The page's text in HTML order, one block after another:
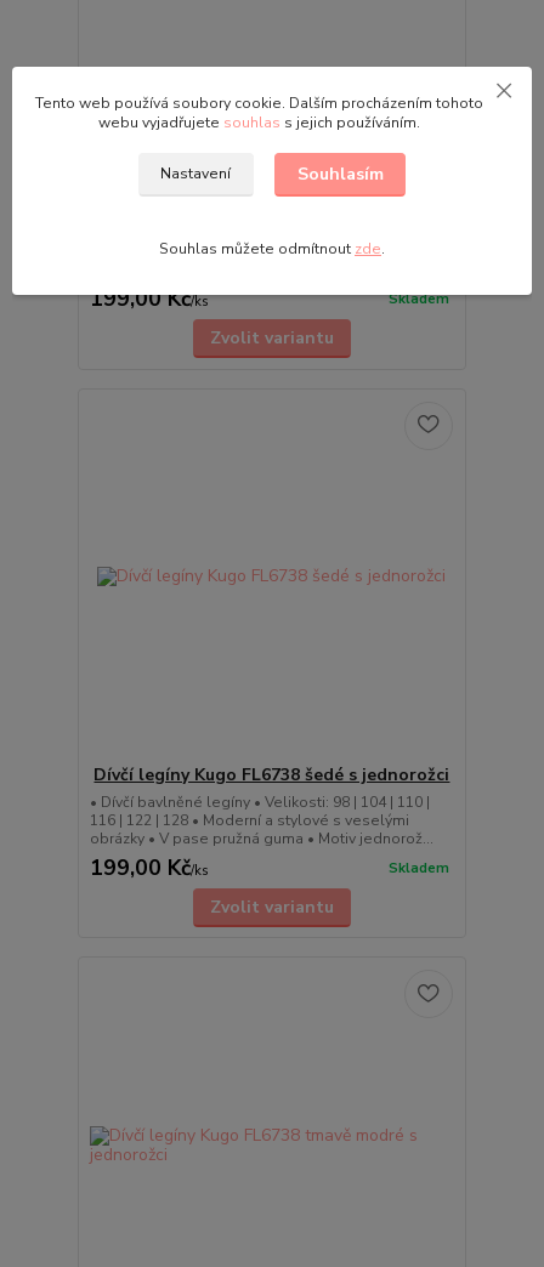
Dívčí legíny Kugo FL6738 růžové s
116 | 122 | 128 • Moderní a stylové s veselými
199,00 Kč/ks Skladem
Zvolit variantu
Dívčí legíny Kugo FL6738 šedé s jednorožci
• Dívčí bavlněné legíny • Velikosti: 98 | 104 | 110 |
116 | 122 | 128 • Moderní a stylové s veselými
obrázky • V pase pružná guma • Motiv jednorož...
199,00 Kč/ks Skladem
Zvolit variantu
Tento web používá soubory cookie. Dalším procházením tohoto
webu vyjadřujete souhlas s jejich používáním.
Nastavení Souhlasím
Souhlas můžete odmítnout zde.